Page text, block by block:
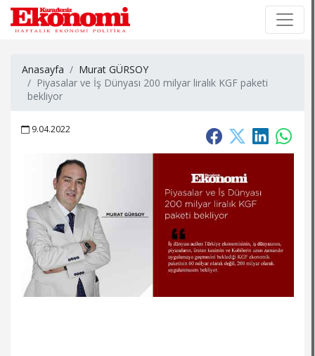
Anasayfa
Murat GÜRSOY
Piyasalar ve İş Dünyası 200 milyar liralık KGF paketi
bekliyor
9.04.2022
×
×